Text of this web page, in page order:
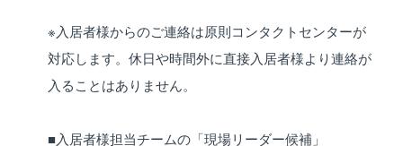
※入居者様からのご連絡は原則コンタクトセンターが
対応します。休日や時間外に直接入居者様より連絡が
入ることはありません。
■入居者様担当チームの「現場リーダー候補」